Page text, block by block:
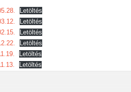
Letöltés
Letöltés
Letöltés
Letöltés
Letöltés
Letöltés